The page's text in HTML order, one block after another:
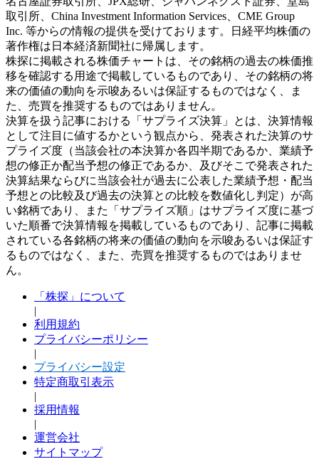
取引所、China Investment Information Services、CME Group
Inc. 等からの情報の提供を受けております。日経平均株価の
著作権は日本経済新聞社に帰属します。
株探に掲載される株価チャートは、その銘柄の過去の株価推
移を確認する用途で掲載しているものであり、その銘柄の将
来の価値の動向を示唆あるいは保証するものではなく、ま
た、売買を推奨するものではありません。
決算を扱う記事における「サプライズ決算」とは、決算情報
として注目に値するかという観点から、発表された決算のサ
プライズ度（当該会社の本決算か各四半期であるか、業績予
想の修正か配当予想の修正であるか、及びそこで発表された
決算結果ならびに当該会社が過去に公表した業績予想・配当
予想との比較及び過去の決算との比較を数値化し判定）が高
い銘柄であり、また「サプライズ順」はサプライズ度に基づ
いた順番で決算情報を掲載しているものであり、記事に掲載
されている各銘柄の将来の価値の動向を示唆あるいは保証す
るものではなく、また、売買を推奨するものではありませ
ん。
「株探」について
|
利用規約
プライバシーポリシー
|
プライバシー設定
特定商取引表示
|
採用情報
|
運営会社
サイトマップ